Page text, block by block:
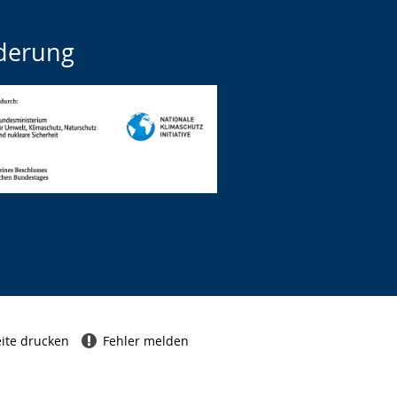
drucken Fehler melden